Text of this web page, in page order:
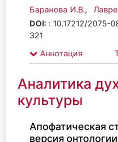
Баранова И.В.,
DOI: : 10.17212/2075-
321
Аннотация
Аналитика
культуры
Апофатическая
версия